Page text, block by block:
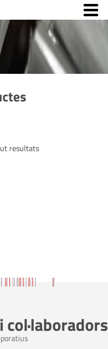
resultats